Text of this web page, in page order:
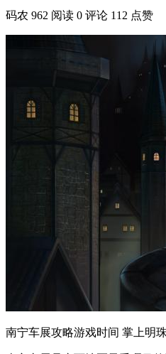
码农 962 阅读 0 评论 112 点赞
南宁车展攻略游戏时间 掌上明